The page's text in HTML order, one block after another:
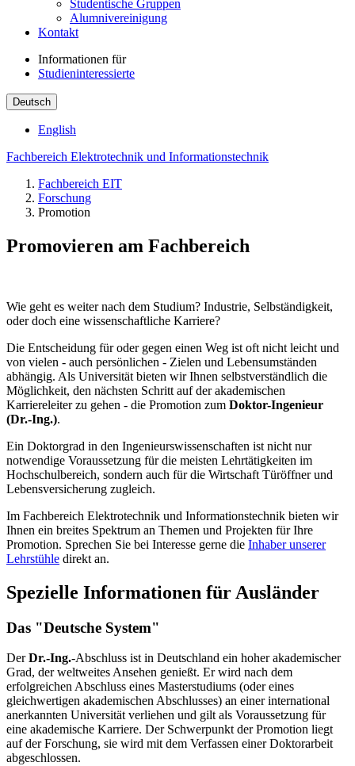
Studentische Gruppen
Alumnivereinigung
Kontakt
Informationen für
Studieninteressierte
Deutsch
English
Fachbereich Elektrotechnik und Informationstechnik
Fachbereich EIT
Forschung
Promotion
Promovieren am Fachbereich
Wie geht es weiter nach dem Studium? Industrie, Selbständigkeit,
oder doch eine wissenschaftliche Karriere?
Die Entscheidung für oder gegen einen Weg ist oft nicht leicht und
von vielen - auch persönlichen - Zielen und Lebensumständen
abhängig. Als Universität bieten wir Ihnen selbstverständlich die
Möglichkeit, den nächsten Schritt auf der akademischen
Karriereleiter zu gehen - die Promotion zum Doktor-Ingenieur
(Dr.-Ing.).
Ein Doktorgrad in den Ingenieurswissenschaften ist nicht nur
notwendige Voraussetzung für die meisten Lehrtätigkeiten im
Hochschulbereich, sondern auch für die Wirtschaft Türöffner und
Lebensversicherung zugleich.
Im Fachbereich Elektrotechnik und Informationstechnik bieten wir
Ihnen ein breites Spektrum an Themen und Projekten für Ihre
Promotion. Sprechen Sie bei Interesse gerne die Inhaber unserer
Lehrstühle direkt an.
Spezielle Informationen für Ausländer
Das "Deutsche System"
DerDr.-Ing.-Abschluss ist in Deutschland ein hoher akademischer
Grad, der weltweites Ansehen genießt. Er wird nach dem
erfolgreichen Abschluss eines Masterstudiums (oder eines
gleichwertigen akademischen Abschlusses) an einer international
anerkannten Universität verliehen und gilt als Voraussetzung für
eine akademische Karriere. Der Schwerpunkt der Promotion liegt
auf der Forschung, sie wird mit dem Verfassen einer Doktorarbeit
abgeschlossen.